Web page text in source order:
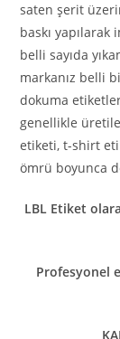
saten şerit
baskı yapılarak
belli sayıda
markanız belli
dokuma
genellikle
etiketi, t-shirt
ömrü boyunca
LBL Etiket
Profesyonel